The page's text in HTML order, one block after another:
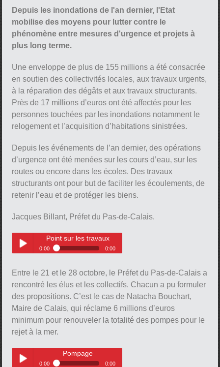
Depuis les inondations de l'an dernier, l'Etat
mobilise des moyens pour lutter contre le
phénomène entre mesures d'urgence et projets à
plus long terme.
Une enveloppe de plus de 155 millions a été consacrée
en soutien des collectivités locales, aux travaux urgents,
à la réparation des dégâts et aux travaux structurants.
Près de 17 millions d’euros ont été affectés pour les
personnes touchées par les inondations notamment le
relogement et l’acquisition d’habitations sinistrées.
Depuis les événements de l’an dernier, des opérations
d’urgence ont été menées sur les cours d’eau, sur les
routes ou encore dans les écoles. Des travaux
structurants ont pour but de faciliter les écoulements, de
retenir l’eau et de protéger les biens.
Jacques Billant, Préfet du Pas-de-Calais.
Play /
Point sur les travaux
0:00 0:00
Entre le 21 et le 28 octobre, le Préfet du Pas-de-Calais a
rencontré les élus et les collectifs. Chacun a pu formuler
des propositions. C’est le cas de Natacha Bouchart,
Maire de Calais, qui réclame 6 millions d’euros
minimum pour renouveler la totalité des pompes pour le
rejet à la mer.
Pompage
0:00 0:00